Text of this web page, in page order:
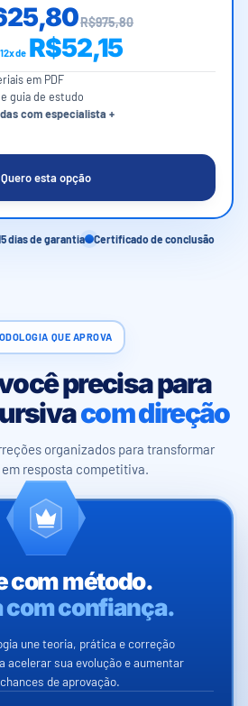
R$975,80
de R$52,15
em PDF
guia de estudo
com especialista +
Quero esta opção
dias de garantia Certificado de conclusão
QUE APROVA
precisa para
com direção
organizados para transformar
resposta competitiva.
com método.
com confiança.
une teoria, prática e correção
acelerar sua evolução e aumentar
de aprovação.